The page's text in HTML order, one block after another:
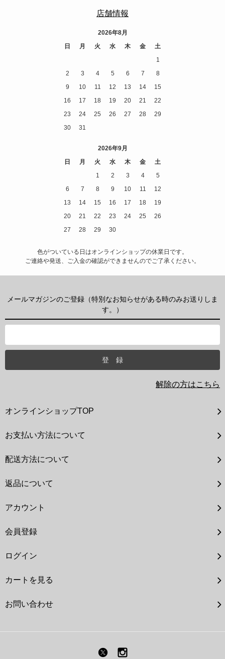
店舗情報
2026年8月
日
月 火 水 木 金
土
1
2
3 4 5 6 7
8
9
10 11 12 13 14
15
16
17 18 19 20 21
22
23
24 25 26 27 28
29
30
31
2026年9月
日
月 火 水 木 金
土
1
2 3 4
5
6
7 8 9 10 11
12
13
14 15 16 17 18
19
20
21 22 23 24 25
26
27
28 29 30
色がついている日はオンラインショップの休業日です。
ご連絡や発送、ご入金の確認ができませんのでご了承ください。
メールマガジンのご登録（特別なお知らせがある時のみお送りしま
す。）
解除の方はこちら
オンラインショップTOP
お支払い方法について
配送方法について
返品について
アカウント
会員登録
ログイン
カートを見る
お問い合わせ